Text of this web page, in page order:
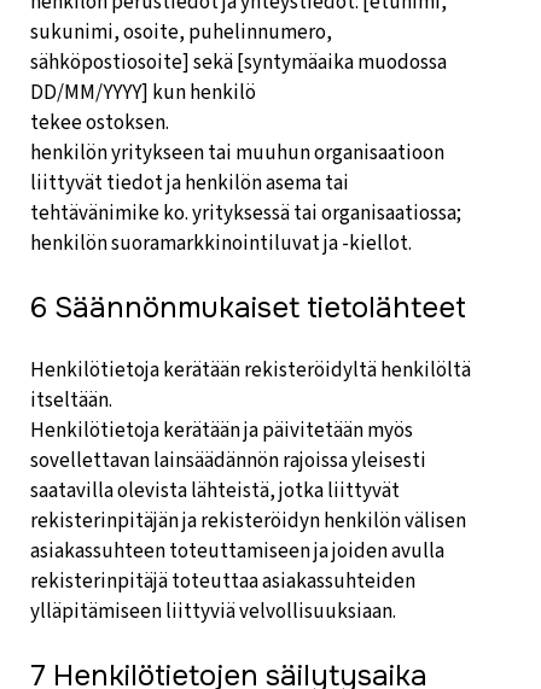
sukunimi, osoite, puhelinnumero,
sähköpostiosoite] sekä [syntymäaika muodossa
DD/MM/YYYY] kun henkilö
tekee ostoksen.
henkilön yritykseen tai muuhun organisaatioon
liittyvät tiedot ja henkilön asema tai
tehtävänimike ko. yrityksessä tai organisaatiossa;
henkilön suoramarkkinointiluvat ja -kiellot.
6 Säännönmukaiset tietolähteet
Henkilötietoja kerätään rekisteröidyltä henkilöltä
itseltään.
Henkilötietoja kerätään ja päivitetään myös
sovellettavan lainsäädännön rajoissa yleisesti
saatavilla olevista lähteistä, jotka liittyvät
rekisterinpitäjän ja rekisteröidyn henkilön välisen
asiakassuhteen toteuttamiseen ja joiden avulla
rekisterinpitäjä toteuttaa asiakassuhteiden
ylläpitämiseen liittyviä velvollisuuksiaan.
7 Henkilötietojen säilytysaika